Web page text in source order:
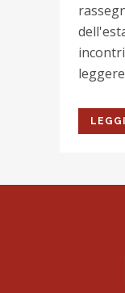
leggere